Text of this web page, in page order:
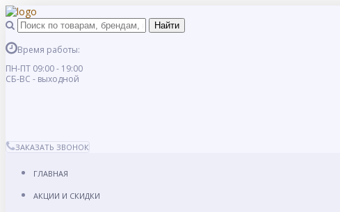
Время работы:
ПН-ПТ 09:00 - 19:00
СБ-ВС - выходной
ЗАКАЗАТЬ ЗВОНОК
ГЛАВНАЯ
АКЦИИ И СКИДКИ